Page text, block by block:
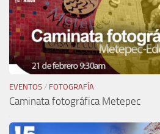
EVENTOS / FOTOGRAFÍA
Caminata fotográfica Metepec